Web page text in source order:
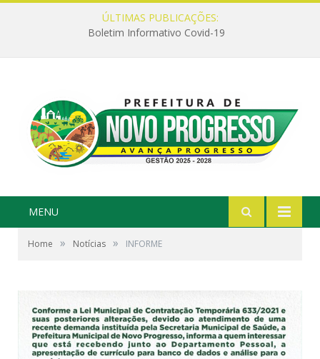
ÚLTIMAS PUBLICAÇÕES:
Boletim Informativo Covid-19
MENU
Home » Notícias » INFORME